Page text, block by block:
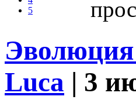
5
Эволюция
Luca | 3